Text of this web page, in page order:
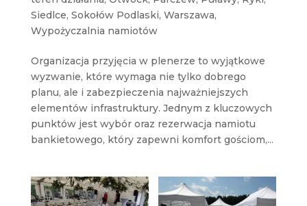
Siedlce, Sokołów Podlaski, Warszawa,
Wypożyczalnia namiotów
Organizacja przyjęcia w plenerze to wyjątkowe
wyzwanie, które wymaga nie tylko dobrego
planu, ale i zabezpieczenia najważniejszych
elementów infrastruktury. Jednym z kluczowych
punktów jest wybór oraz rezerwacja namiotu
bankietowego, który zapewni komfort gościom,...